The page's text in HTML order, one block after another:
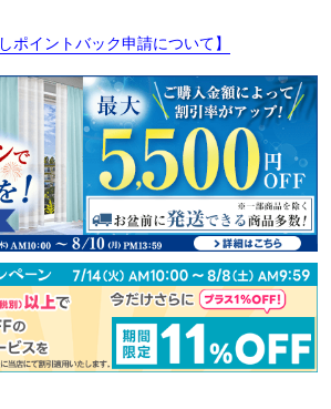
ポイントバック申請について】